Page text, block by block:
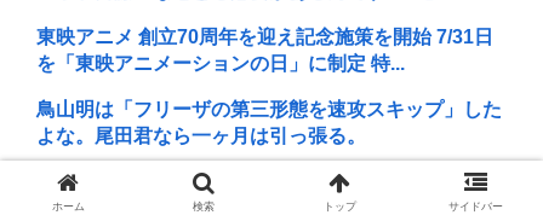
東映アニメ 創立70周年を迎え記念施策を開始 7/31日
を「東映アニメーションの日」に制定 特...
鳥山明は「フリーザの第三形態を速攻スキップ」した
よな。尾田君なら一ヶ月は引っ張る。
立川志らく、ヒカルを弟子にしたことへの「談志が泣
いてるぞ」の声を”一言”でピシャリ
ホーム 検索 トップ サイドバー